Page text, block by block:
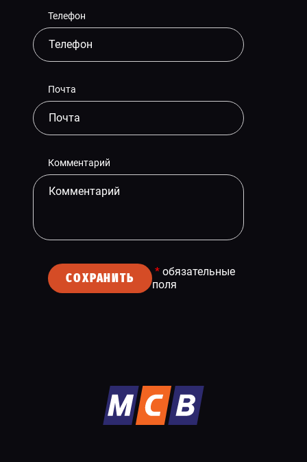
Телефон
Почта
Комментарий
СОХРАНИТЬ * обязательные
поля